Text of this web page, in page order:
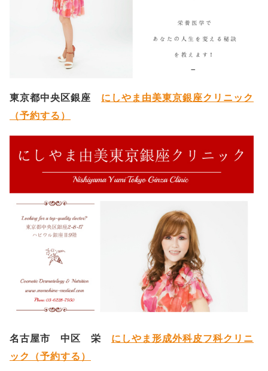
東京都中央区銀座 にしやま由美東京銀座クリニック
（予約する）
名古屋市 中区 栄 にしやま形成外科皮フ科クリニ
ック（予約する）